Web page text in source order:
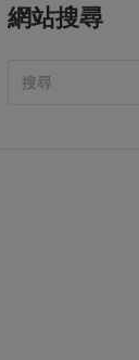
網站搜尋